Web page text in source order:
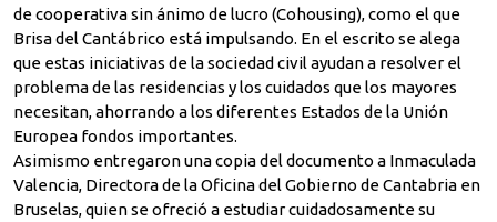
de cooperativa sin ánimo de lucro (Cohousing), como el que
Brisa del Cantábrico está impulsando. En el escrito se alega
que estas iniciativas de la sociedad civil ayudan a resolver el
problema de las residencias y los cuidados que los mayores
necesitan, ahorrando a los diferentes Estados de la Unión
Europea fondos importantes.
Asimismo entregaron una copia del documento a Inmaculada
Valencia, Directora de la Oficina del Gobierno de Cantabria en
Bruselas, quien se ofreció a estudiar cuidadosamente su